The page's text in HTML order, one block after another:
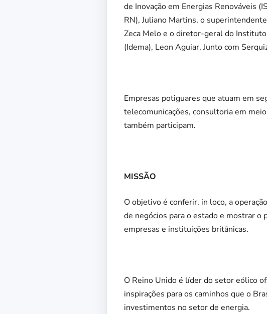
de Inovação em Energias Renováveis
RN), Juliano Martins, o
Zeca Melo e odiretor-geral do
(Idema), Leon Aguiar, Junto com
Empresas potiguares que atuam em
telecomunicações, consultoria em
também participam.
MISSÃO
O objetivo é conferir, in loco, a
de negócios para o estado e mostrar o
empresas e instituições britânicas.
O Reino Unido é líder do setor eólico
inspirações para os caminhos que o
investimentos no setor de energia.